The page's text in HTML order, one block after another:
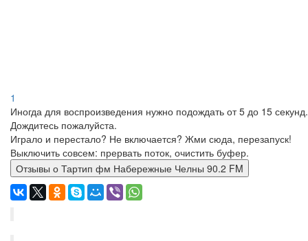
1
Иногда для воспроизведения нужно подождать от 5 до 15 секунд.
Дождитесь пожалуйста.
Играло и перестало? Не включается? Жми сюда, перезапуск!
Выключить совсем: прервать поток, очистить буфер.
Отзывы о Тартип фм Набережные Челны 90.2 FM